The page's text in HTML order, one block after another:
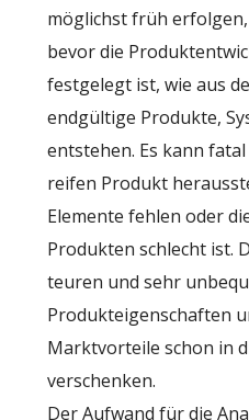
möglichst früh
bevor die
festgelegt ist, wie aus
endgültige Produkte,
entstehen. Es kann
reifen Produkt
Elemente fehlen oder
Produkten schlecht ist.
teuren und sehr
Produkteigenschaften
Marktvorteile schon in
verschenken.
Der Aufwand für die